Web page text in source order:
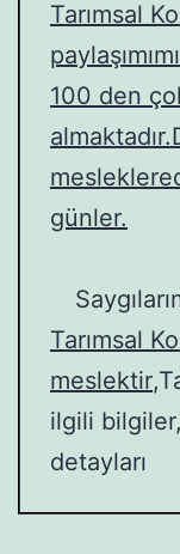
Tarımsal
100 den
günler.
Tarımsal
meslektir
ilgili
detayları